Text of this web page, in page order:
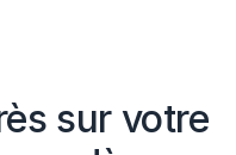
sur votre